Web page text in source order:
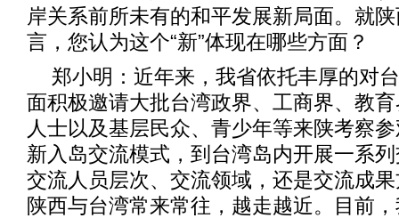
岸关系前所未有的和平发展新局面。就
言，您认为这个“新”体现在哪些方面？
郑小明：近年来，我省依托丰厚的对
面积极邀请大批台湾政界、工商界、教
人士以及基层民众、青少年等来陕考察
新入岛交流模式，到台湾岛内开展一系
交流人员层次、交流领域，还是交流成
陕西与台湾常来常往，越走越近。目前